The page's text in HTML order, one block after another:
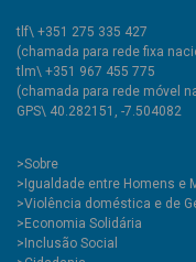
tlf\ +351 275 335 427
(chamada para rede fixa
tlm\ +351 967 455 775
(chamada para rede móvel
GPS\ 40.282151, -7.504082
>Sobre
>Igualdade entre Homens e
>Violência doméstica e de
>Economia Solidária
>Inclusão Social